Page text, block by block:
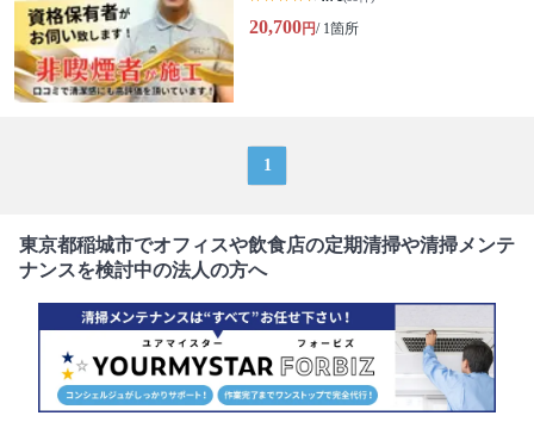
20,700円/ 1箇所
1
東京都稲城市でオフィスや飲食店の定期清掃や清掃メンテ
ナンスを検討中の法人の方へ